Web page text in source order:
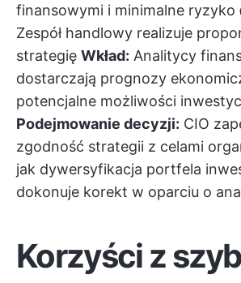
finansowymi i minimalne ryzyko
Zespół handlowy realizuje
strategię Wkład: Analitycy
dostarczają prognozy
potencjalne możliwości
Podejmowanie decyzji: CIO
zgodność strategii z celami
jak dywersyfikacja portfela
dokonuje korekt w oparciu o
Korzyści z